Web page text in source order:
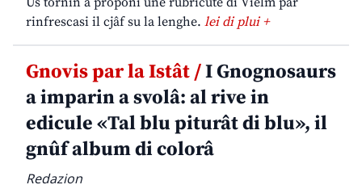
rinfrescasi il cjâf su la lenghe. lei di plui +
Gnovis par la Istât /I Gnognosaurs
a imparin a svolâ: al rive in
edicule «Tal blu piturât di blu», il
gnûf album di colorâ
Redazion